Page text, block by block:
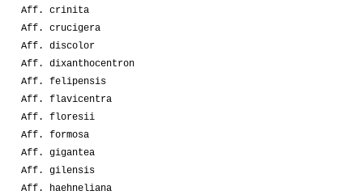
Aff. crinita
Aff. crucigera
Aff. discolor
Aff. dixanthocentron
Aff. felipensis
Aff. flavicentra
Aff. floresii
Aff. formosa
Aff. gigantea
Aff. gilensis
Aff. haehneliana